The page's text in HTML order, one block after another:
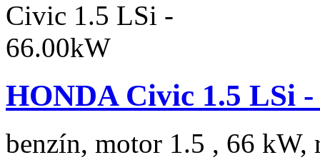
HONDA Civic 1.5 LSi
benzín, motor 1.5 , 66 kW,